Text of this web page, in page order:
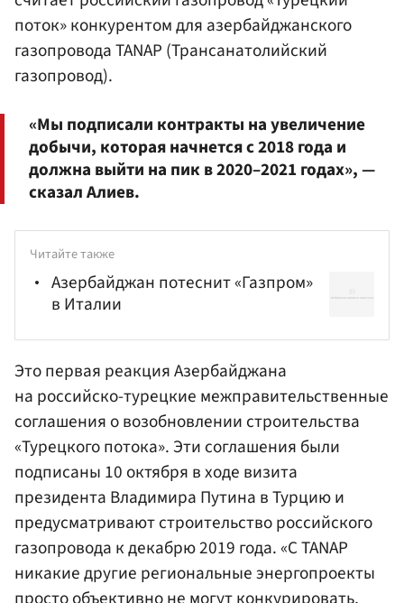
поток» конкурентом для азербайджанского
газопровода TANAP (Трансанатолийский
газопровод).
«Мы подписали контракты на увеличение
добычи, которая начнется с 2018 года и
должна выйти на пик в 2020–2021 годах», —
сказал Алиев.
Читайте также
Азербайджан потеснит «Газпром»
в Италии
Это первая реакция Азербайджана
на российско-турецкие межправительственные
соглашения о возобновлении строительства
«Турецкого потока». Эти соглашения были
подписаны 10 октября в ходе визита
президента Владимира Путина в Турцию и
предусматривают строительство российского
газопровода к декабрю 2019 года. «С TANAP
никакие другие региональные энергопроекты